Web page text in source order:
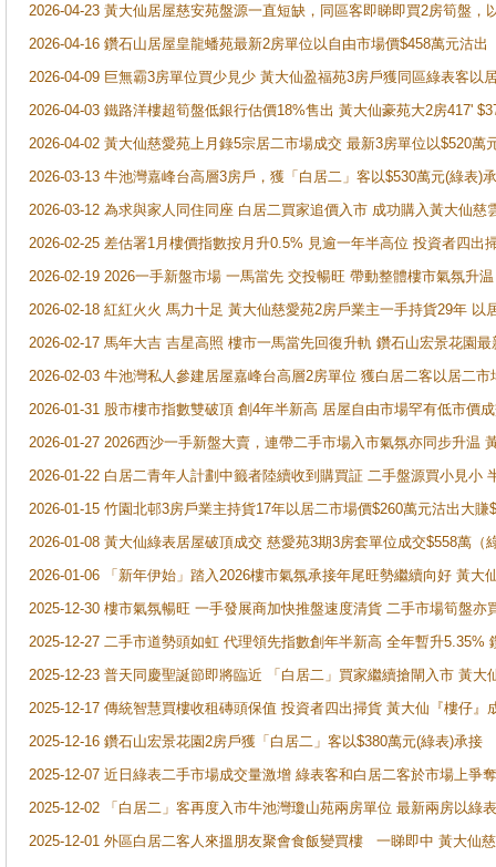
2026-04-23 黃大仙居屋慈安苑盤源一直短缺，同區客即睇即買2房筍盤，
2026-04-16 鑽石山居屋皇龍蟠苑最新2房單位以自由市場價$458萬元沽出
2026-04-09 巨無霸3房單位買少見少 黃大仙盈福苑3房戶獲同區綠表客以
2026-04-03 鐵路洋樓超筍盤低銀行估價18%售出 黃大仙豪苑大2房417'
2026-04-02 黃大仙慈愛苑上月錄5宗居二市場成交 最新3房單位以$520萬
2026-03-13 牛池灣嘉峰台高層3房戶，獲「白居二」客以$530萬元(綠表)
2026-03-12 為求與家人同住同座 白居二買家追價入市 成功購入黃大仙
2026-02-25 差估署1月樓價指數按月升0.5% 見逾一年半高位 投資者四
2026-02-19 2026一手新盤市場 一馬當先 交投暢旺 帶動整體樓市氣氛升
2026-02-18 紅紅火火 馬力十足 黃大仙慈愛苑2房戶業主一手持貨29年 以
2026-02-17 馬年大吉 吉星高照 樓市一馬當先回復升軌 鑽石山宏景花園
2026-02-03 牛池灣私人參建居屋嘉峰台高層2房單位 獲白居二客以居二市
2026-01-31 股市樓市指數雙破頂 創4年半新高 居屋自由市場罕有低市價
2026-01-27 2026西沙一手新盤大賣，連帶二手市場入市氣氛亦同步升温
2026-01-22 白居二青年人計劃中籤者陸續收到購買証 二手盤源買小見小
2026-01-15 竹園北邨3房戶業主持貨17年以居二市場價$260萬元沽出大賺
2026-01-08 黃大仙綠表居屋破頂成交 慈愛苑3期3房套單位成交$558萬（
2026-01-06 「新年伊始」踏入2026樓市氣氛承接年尾旺勢繼續向好 黃
2025-12-30 樓市氣氛暢旺 一手發展商加快推盤速度清貨 二手市場筍盤
2025-12-27 二手市道勢頭如虹 代理領先指數創年半新高 全年暫升5.35%
2025-12-23 普天同慶聖誕節即將臨近 「白居二」買家繼續搶閘入市 黃
2025-12-17 傳統智慧買樓收租磚頭保值 投資者四出掃貨 黃大仙『樓仔
2025-12-16 鑽石山宏景花園2房戶獲「白居二」客以$380萬元(綠表)承接
2025-12-07 近日綠表二手市場成交量激增 綠表客和白居二客於市場上
2025-12-02 「白居二」客再度入市牛池灣瓊山苑兩房單位 最新兩房以綠
2025-12-01 外區白居二客人來搵朋友聚會食飯變買樓 一睇即中 黃大仙